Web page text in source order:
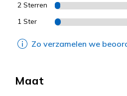
2 Sterren
1 Ster
Zo verzamelen we
Maat